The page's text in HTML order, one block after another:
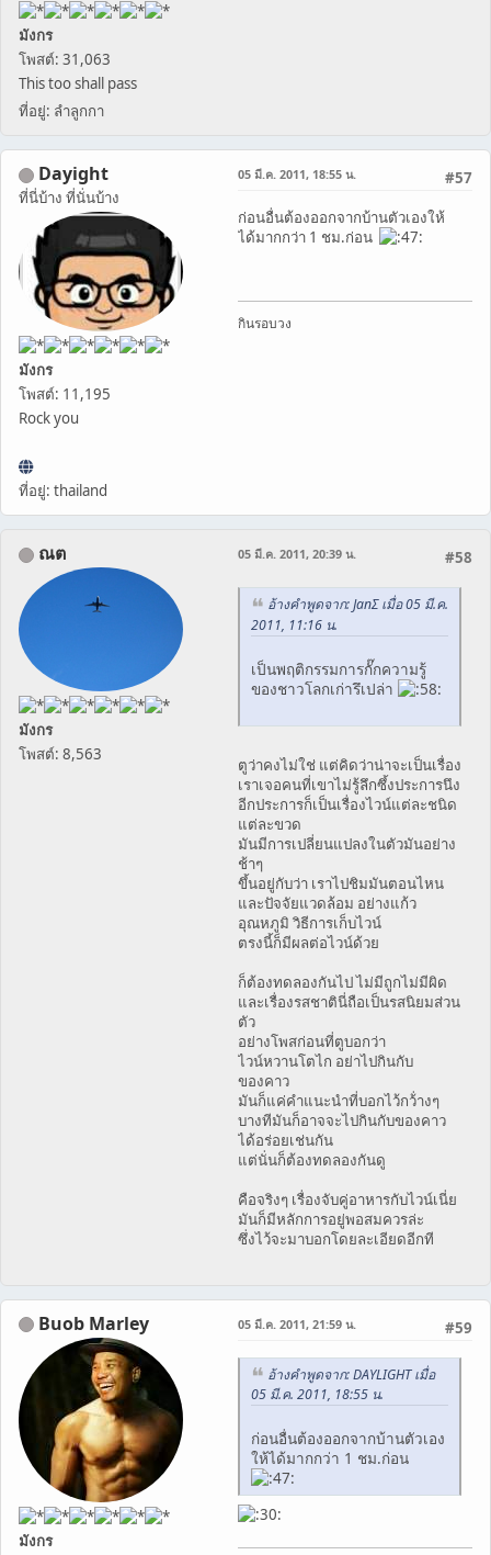
มังกร
โพสต์: 31,063
This too shall pass
ที่อยู่: ลำลูกกา
Dayight
ที่นี่บ้าง ที่นั่นบ้าง
มังกร
โพสต์: 11,195
Rock you
ที่อยู่: thailand
#57
05 มี.ค. 2011, 18:55 น.
ก่อนอื่นต้องออกจากบ้านตัวเองให้
ได้มากกว่า 1 ชม.ก่อน
กินรอบวง
ณต
มังกร
โพสต์: 8,563
#58
05 มี.ค. 2011, 20:39 น.
อ้างคำพูดจาก: JanΣ เมื่อ 05 มี.ค.
2011, 11:16 น.
เป็นพฤติกรรมการกั๊กความรู้
ของชาวโลกเก่ารึเปล่า
ตูว่าคงไม่ใช่ แต่คิดว่าน่าจะเป็นเรื่อง
เราเจอคนที่เขาไม่รู้ลึกซึ้งประการนึง
อีกประการก็เป็นเรื่องไวน์แต่ละชนิด
แต่ละขวด
มันมีการเปลี่ยนแปลงในตัวมันอย่าง
ช้าๆ
ขึ้นอยู่กับว่า เราไปชิมมันตอนไหน
และปัจจัยแวดล้อม อย่างแก้ว
อุณหภูมิ วิธีการเก็บไวน์
ตรงนี้ก็มีผลต่อไวน์ด้วย
ก็ต้องทดลองกันไป ไม่มีถูกไม่มีผิด
และเรื่องรสชาตินี่ถือเป็นรสนิยมส่วน
ตัว
อย่างโพสก่อนที่ตูบอกว่า
ไวน์หวานโตไก อย่าไปกินกับ
ของคาว
มันก็แค่คำแนะนำที่บอกไว้กว้่างๆ
บางทีมันก็อาจจะไปกินกับของคาว
ได้อร่อยเช่นกัน
แต่นั่นก็ต้องทดลองกันดู
คือจริงๆ เรื่องจับคู่อาหารกับไวน์เนี่ย
มันก็มีหลักการอยู่พอสมควรล่ะ
ซึ่งไว้จะมาบอกโดยละเอียดอีกที
Buob Marley
มังกร
#59
05 มี.ค. 2011, 21:59 น.
อ้างคำพูดจาก: DAYLIGHT เมื่อ
05 มี.ค. 2011, 18:55 น.
ก่อนอื่นต้องออกจากบ้านตัวเอง
ให้ได้มากกว่า 1 ชม.ก่อน